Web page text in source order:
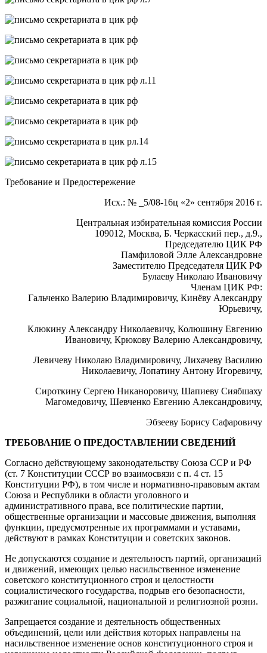
Требование и Предостережение
Исх.: № _5/08-16ц «2» сентября 2016 г.
Центральная избирательная комиссия России
109012, Москва, Б. Черкасский пер., д.9.,
Председателю ЦИК РФ
Памфиловой Элле Александровне
Заместителю Председателя ЦИК РФ
Булаеву Николаю Ивановичу
Членам ЦИК РФ:
Гальченко Валерию Владимировичу, Кинёву Александру
Юрьевичу,
Клюкину Александру Николаевичу, Колюшину Евгению
Ивановичу, Крюкову Валерию Александровичу,
Левичеву Николаю Владимировичу, Лихачеву Василию
Николаевичу, Лопатину Антону Игоревичу,
Сироткину Сергею Никаноровичу, Шапиеву Сиябшаху
Магомедовичу, Шевченко Евгению Александровичу,
Эбзееву Борису Сафаровичу
ТРЕБОВАНИЕ О ПРЕДОСТАВЛЕНИИ СВЕДЕНИЙ
Согласно действующему законодательству Союза ССР и РФ
(ст. 7 Конституции СССР во взаимосвязи с п. 4 ст. 15
Конституции РФ), в том числе и нормативно-правовым актам
Союза и Республики в области уголовного и
административного права, все политические партии,
общественные организации и массовые движения, выполняя
функции, предусмотренные их программами и уставами,
действуют в рамках Конституции и советских законов.
Не допускаются создание и деятельность партий, организаций
и движений, имеющих целью насильственное изменение
советского конституционного строя и целостности
социалистического государства, подрыв его безопасности,
разжигание социальной, национальной и религиозной розни.
Запрещается создание и деятельность общественных
объединений, цели или действия которых направлены на
насильственное изменение основ конституционного строя и